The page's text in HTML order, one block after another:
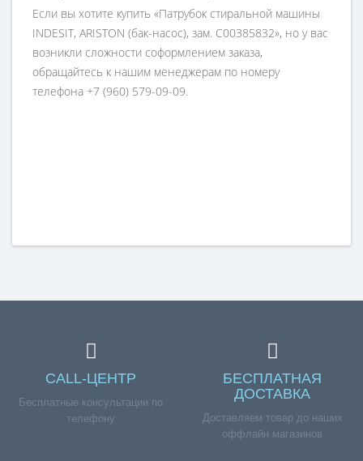
Если вы хотите купить «Патрубок стиральной машины
INDESIT, ARISTON (бак-насос), зам. C00385832», но у вас
возникли сложности соформлением заказа,
обращайтесь к нашим менеджерам по номеру
телефона +7 (960) 579-09-09.
CALL-ЦЕНТР
Бесплатные консультации по
телефону
БЕСПЛАТНАЯ
ДОСТАВКА
Доставляем товар до наших
оффлайн магазинов